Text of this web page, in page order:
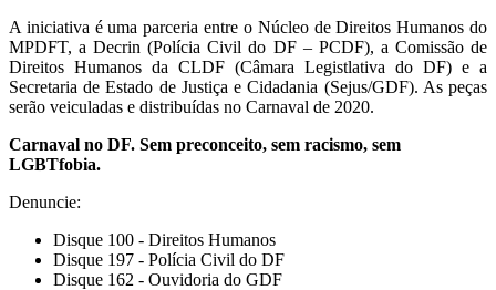
A iniciativa é uma parceria entre o Núcleo de Direitos Humanos do
MPDFT, a Decrin (Polícia Civil do DF – PCDF), a Comissão de
Direitos Humanos da CLDF (Câmara Legistlativa do DF) e a
Secretaria de Estado de Justiça e Cidadania (Sejus/GDF). As peças
serão veiculadas e distribuídas no Carnaval de 2020.
Carnaval no DF. Sem preconceito, sem racismo, sem
LGBTfobia.
Denuncie:
Disque 100 - Direitos Humanos
Disque 197 - Polícia Civil do DF
Disque 162 - Ouvidoria do GDF